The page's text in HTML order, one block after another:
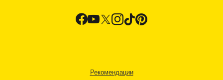
Рекомендации